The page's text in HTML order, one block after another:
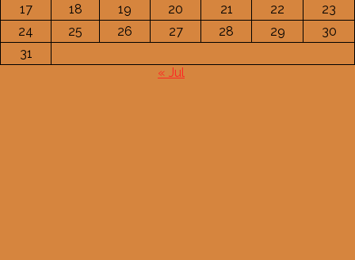
17
18 19 20 21 22
23
24
25 26 27 28 29
30
31
« Jul